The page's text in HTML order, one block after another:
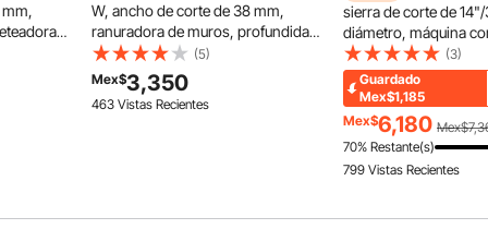
45°
de
W, ancho de corte de 38 mm,
ranuradora de muros, profundidad
de corte de 34 mm, con 5 hojas de
sierra de 11,4 cm de diámetro,
6300 r/min, conformado único sin
polvo.
(5)
Mex$3,350
463 Vistas Recientes
sierra de corte de
diámetro, máquina
acero de 2800 W,
de corte en seco
45°, sierra ingletadora
metal, sierra de corte
acero/barra de
refuerzo/hierro/
(3)
Guardado
Mex$1,185
Mex$6,180
70% Restante(s)
799 Vistas Recientes